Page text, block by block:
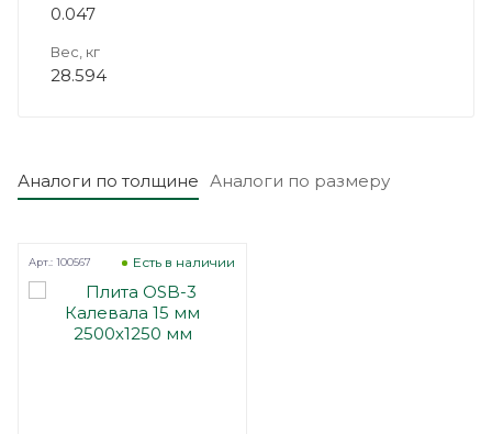
0.047
Вес, кг
28.594
Аналоги по толщине Аналоги по размеру
Есть в наличии
Арт.: 100567